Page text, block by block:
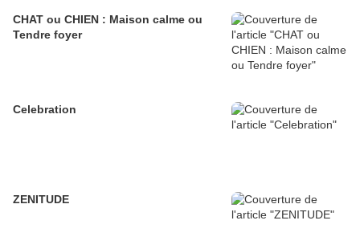
CHAT ou CHIEN : Maison calme ou
Tendre foyer
Celebration
ZENITUDE